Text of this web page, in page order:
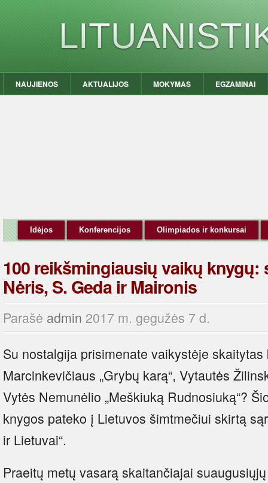
NAUJIENOS AKTUALIJOS MOKYMAS EGZAMINAI
Idėjos Konferencijos Olimpiados ir konkursai
100 reikšmingiausių vaikų knygų:
Nėris, S. Geda ir Maironis
Parašė admin 2017 m. gegužės 7 d.
Su nostalgija prisimenate vaikystėje
Marcinkevičiaus „Grybų karą“, Vytautės
Vytės Nemunėlio „Meškiuką Rudnosiuką“?
knygos pateko į Lietuvos šimtmečiui skirtą
ir Lietuvai“.
Praeitų metų vasarą skaitančiajai